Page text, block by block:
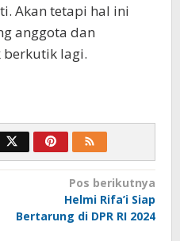
Akan tetapi hal ini
anggota dan
berkutik lagi.
Pos berikutnya
Helmi Rifa’i Siap
Bertarung di DPR RI 2024